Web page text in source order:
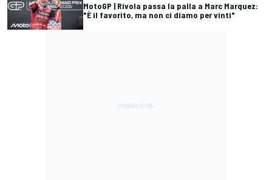
MotoGP | Rivola passa la palla a Marc Marquez:
"È il favorito, ma non ci diamo per vinti"